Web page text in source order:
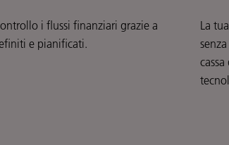
i flussi finanziari grazie a
e pianificati.
La